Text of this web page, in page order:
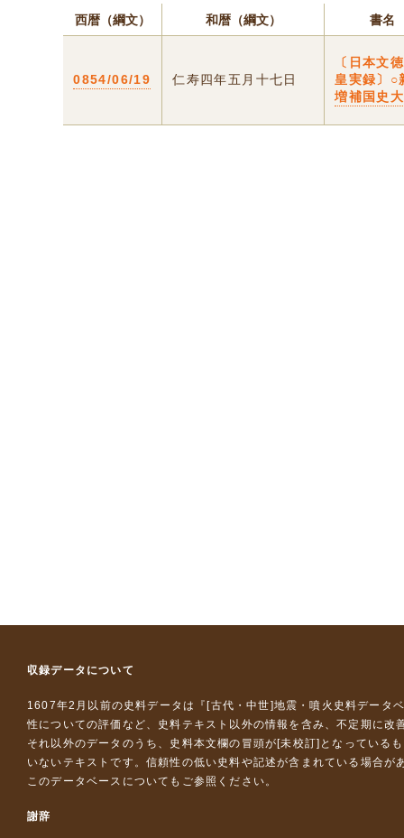
西暦（綱文） 和暦（綱文） 書名
0854/06/19 仁寿四年五月十七日
〔日本文
皇実録〕○
増補国史
収録データについて
1607年2月以前の史料データは『 [古代・中世]地震・噴火史料データ
性についての評価など、史料テキスト以外の情報を含み、不定期に改
それ以外のデータのうち、史料本文欄の冒頭が[未校訂]となっている
いないテキストです。信頼性の低い史料や記述が含まれている場合が
このデータベースについて もご参照ください。
謝辞